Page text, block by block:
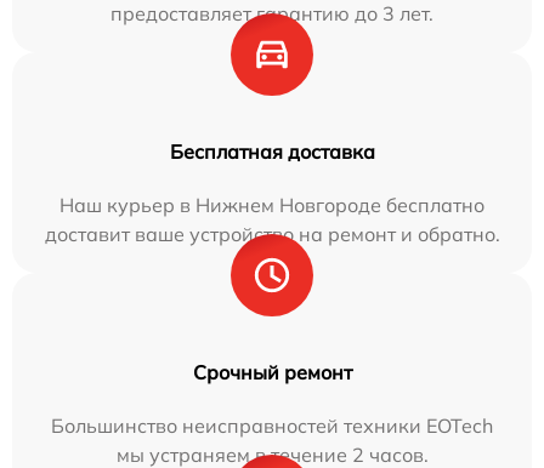
предоставляет гарантию до 3 лет.
Бесплатная доставка
Наш курьер в Нижнем Новгороде бесплатно
доставит ваше устройство на ремонт и обратно.
Срочный ремонт
Большинство неисправностей техники EOTech
мы устраняем в течение 2 часов.